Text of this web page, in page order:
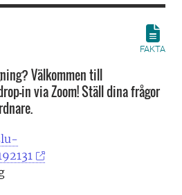
FAKTA
Välkommen till
in via Zoom! Ställ dina frågor